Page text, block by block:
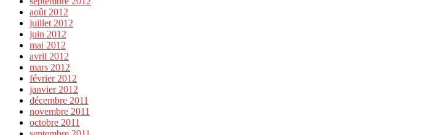
août 2012
juillet 2012
juin 2012
mai 2012
avril 2012
mars 2012
février 2012
janvier 2012
décembre 2011
novembre 2011
octobre 2011